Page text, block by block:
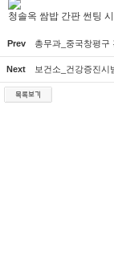
청솔옥 쌈밥 간판 썬팅
Prev 총무과_중국창평구
Next 보건소_건강증진시